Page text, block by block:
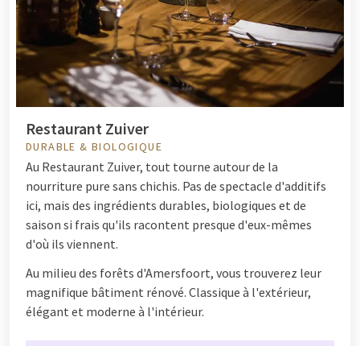
Restaurant Zuiver
DURABLE & BIOLOGIQUE
Au Restaurant Zuiver, tout tourne autour de la
nourriture pure sans chichis. Pas de spectacle d'additifs
ici, mais des ingrédients durables, biologiques et de
saison si frais qu'ils racontent presque d'eux-mêmes
d'où ils viennent.
Au milieu des forêts d'Amersfoort, vous trouverez leur
magnifique bâtiment rénové. Classique à l'extérieur,
élégant et moderne à l'intérieur.